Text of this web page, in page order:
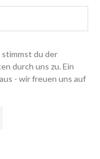
du der
durch uns zu. Ein
- wir freuen uns auf